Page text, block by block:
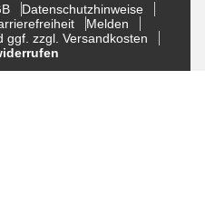
Datenschutzhinweise
Melden
ggf. zzgl. Versandkosten